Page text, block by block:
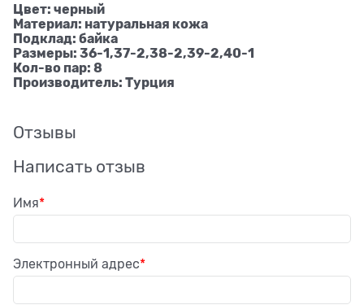
Цвет: черный
Материал: натуральная кожа
Подклад: байка
Размеры: 36-1,37-2,38-2,39-2,40-1
Кол-во пар: 8
Производитель: Турция
Отзывы
Написать отзыв
Имя
Электронный адрес